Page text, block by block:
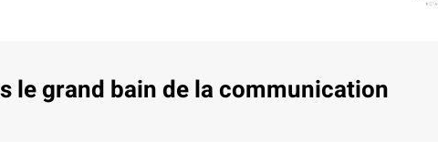
le grand bain de la communication